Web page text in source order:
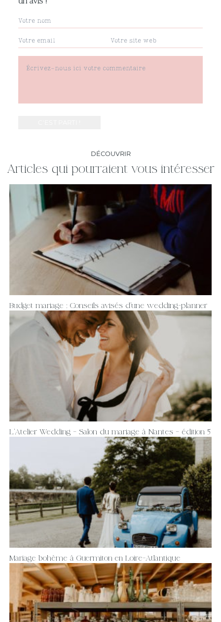
DÉCOUVRIR
Articles qui pourraient vous intéresser
Budget mariage : Conseils avisés d’une wedding-planner
L’Atelier Wedding – Salon du mariage à Nantes – édition 5
Mariage bohème à Guermiton en Loire-Atlantique